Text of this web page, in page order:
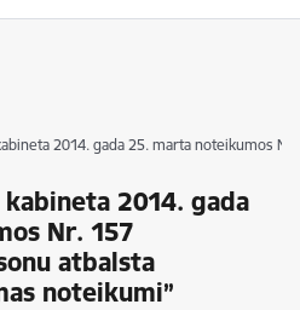
2014. gada 25. marta noteikumos
2014. gada
Nr. 157
atbalsta
noteikumi”